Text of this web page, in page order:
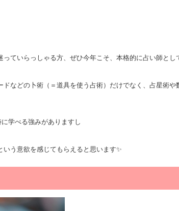
ていらっしゃる方、ぜひ今年こそ、本格的に占い師と
などの卜術（＝道具を使う占術）だけでなく、占星術
学べる強みがありますし
いう意欲を感じてもらえると思います✨